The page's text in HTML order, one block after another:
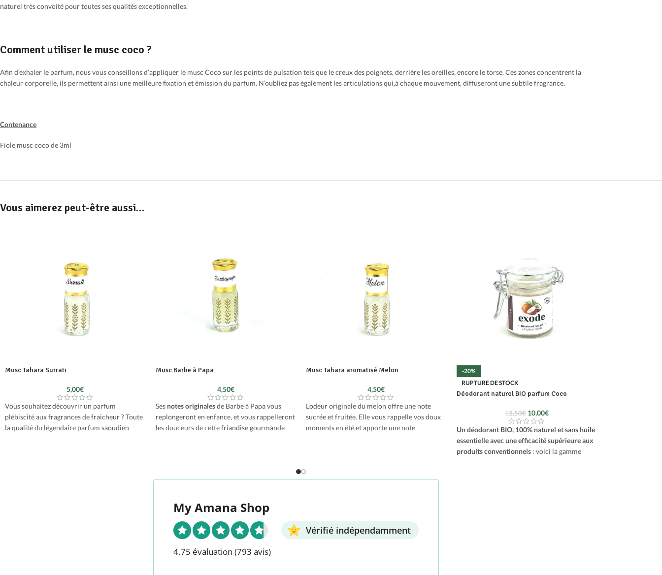
naturel très convoité pour toutes ses qualités exceptionnelles.
Comment utiliser le musc coco ?
Afin d’exhaler le parfum, nous vous conseillons d’appliquer le musc Coco sur les points de pulsation tels que le creux des poignets, derrière les oreilles, encore le torse. Ces zones concentrent la
chaleur corporelle, ils permettent ainsi une meilleure fixation et émission du parfum. N’oubliez pas également les articulations qui,à chaque mouvement, diffuseront une subtile fragrance.
Contenance
Fiole musc coco de 3ml
Vous aimerez peut-être aussi…
Musc Tahara Surrati
5,00€
Vous souhaitez découvrir un parfum
plébiscité aux fragrances de fraicheur ? Toute
la qualité du légendaire parfum saoudien
Musc Barbe à Papa
4,50€
Ses notes originalesde Barbe à Papa vous
replongeront en enfance, et vous rappelleront
les douceurs de cette friandise gourmande
original qui vous ravira et ainsi que votre
Musc Tahara aromatisé Melon
4,50€
L’odeur originale du melon offre une note
sucrée et fruitée. Elle vous rappelle vos doux
moments en été et apporte une note
-20%
RUPTURE DE STOCK
Déodorant naturel BIO parfum Coco
12,50€ 10,00€
Un déodorant BIO, 100% naturel et sans huile
essentielle avec une efficacité supérieure aux
produits conventionnels: voici la gamme
My Amana Shop
Vérifié indépendamment
4.75 évaluation (793 avis)